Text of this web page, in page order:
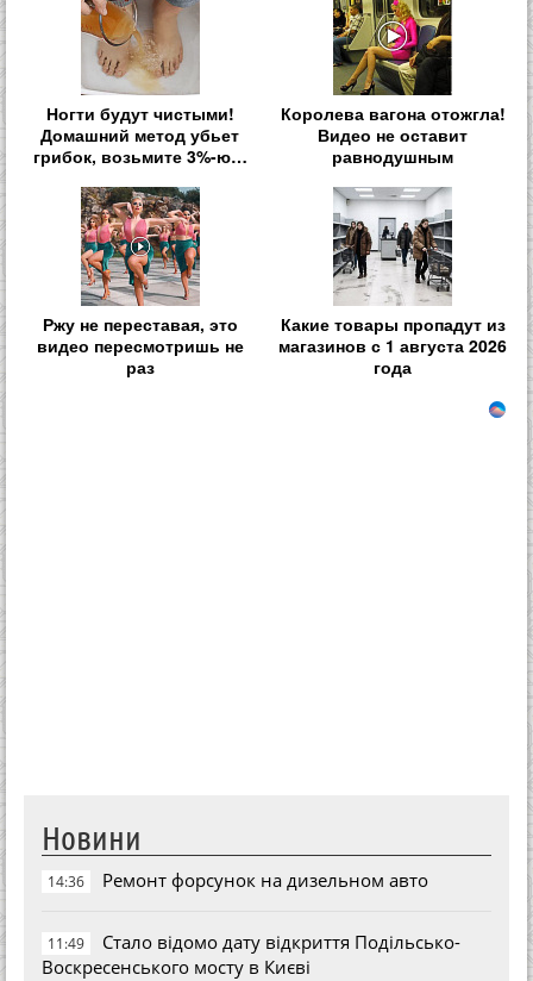
Ногти будут чистыми!
Домашний метод убьет
грибок, возьмите 3%-ю…
Королева вагона отожгла!
Видео не оставит
равнодушным
Ржу не переставая, это
видео пересмотришь не
раз
Какие товары пропадут из
магазинов с 1 августа 2026
года
Новини
14:36 Ремонт форсунок на дизельном авто
11:49
Стало відомо дату відкриття Подільсько-
Воскресенського мосту в Києві